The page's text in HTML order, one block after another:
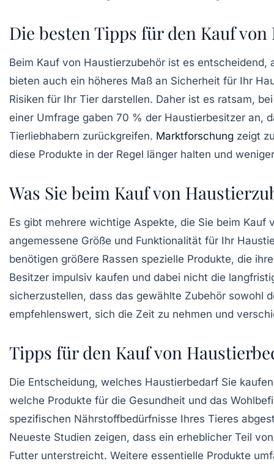
Die besten Tipps für den Kauf
Beim Kauf von Haustierzubehör ist es entscheidend,
bieten auch ein höheres Maß an Sicherheit für Ihr
Risiken für Ihr Tier darstellen. Daher ist es ratsam,
einer Umfrage gaben 70 % der Haustierbesitzer an,
Tierliebhabern zurückgreifen. Marktforschung zeigt
diese Produkte in der Regel länger halten und
Was Sie beim Kauf von
Es gibt mehrere wichtige Aspekte, die Sie beim Kauf
angemessene Größe und Funktionalität für Ihr
benötigen größere Rassen spezielle Produkte, die
Besitzer impulsiv kaufen und dabei nicht die
sicherzustellen, dass das gewählte Zubehör sowohl
empfehlenswert, sich die Zeit zu nehmen und
Tipps für den Kauf von
Die Entscheidung, welches Haustierbedarf Sie
welche Produkte für die Gesundheit und das
spezifischen Nährstoffbedürfnisse Ihres Tieres
Neueste Studien zeigen, dass ein erheblicher Teil
Futter unterstreicht. Weitere essentielle Produkte